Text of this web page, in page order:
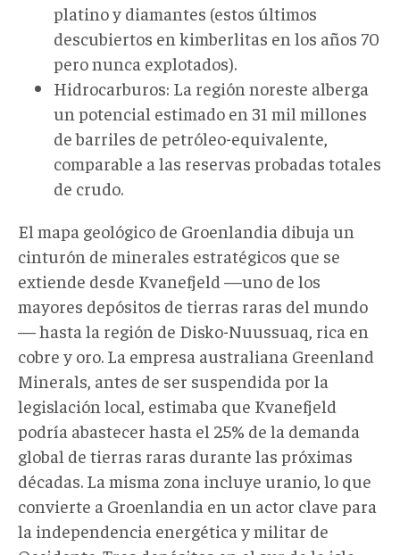
platino y diamantes (estos últimos
descubiertos en kimberlitas en los años 70
pero nunca explotados).
Hidrocarburos: La región noreste alberga
un potencial estimado en 31 mil millones
de barriles de petróleo-equivalente,
comparable a las reservas probadas totales
de crudo.
El mapa geológico de Groenlandia dibuja un
cinturón de minerales estratégicos que se
extiende desde Kvanefjeld —uno de los
mayores depósitos de tierras raras del mundo
— hasta la región de Disko-Nuussuaq, rica en
cobre y oro. La empresa australiana Greenland
Minerals, antes de ser suspendida por la
legislación local, estimaba que Kvanefjeld
podría abastecer hasta el 25% de la demanda
global de tierras raras durante las próximas
décadas. La misma zona incluye uranio, lo que
convierte a Groenlandia en un actor clave para
la independencia energética y militar de